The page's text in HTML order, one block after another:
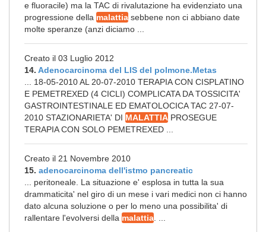
e fluoracile) ma la TAC di rivalutazione ha evidenziato una
progressione della malattia sebbene non ci abbiano date
molte speranze (anzi diciamo ...
Creato il 03 Luglio 2012
14. Adenocarcinoma del LIS del polmone.Metas
... 18-05-2010 AL 20-07-2010 TERAPIA CON CISPLATINO
E PEMETREXED (4 CICLI) COMPLICATA DA TOSSICITA'
GASTROINTESTINALE ED EMATOLOCICA TAC 27-07-
2010 STAZIONARIETA' DI MALATTIA PROSEGUE
TERAPIA CON SOLO PEMETREXED ...
Creato il 21 Novembre 2010
15. adenocarcinoma dell'istmo pancreatic
... peritoneale. La situazione e' esplosa in tutta la sua
drammaticita' nel giro di un mese i vari medici non ci hanno
dato alcuna soluzione o per lo meno una possibilita' di
rallentare l'evolversi della malattia